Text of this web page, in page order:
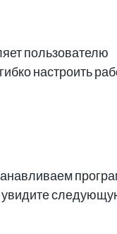
пользователю
настроить
увидите